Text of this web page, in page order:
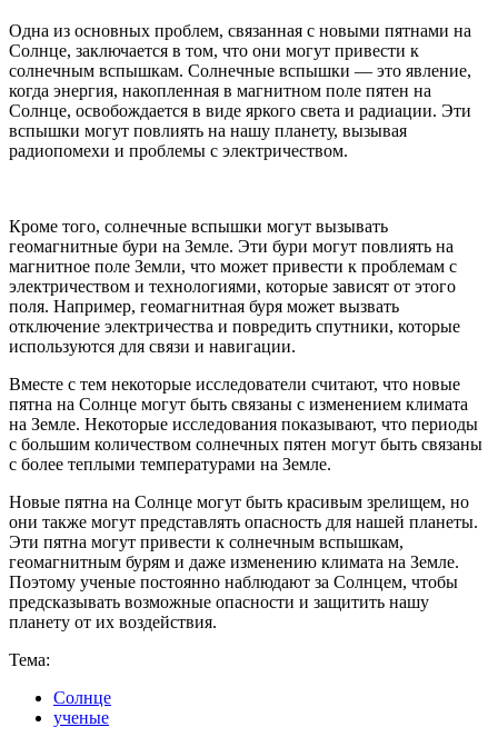
Одна из основных проблем, связанная с новыми пятнами на
Солнце, заключается в том, что они могут привести к
солнечным вспышкам. Солнечные вспышки — это явление,
когда энергия, накопленная в магнитном поле пятен на
Солнце, освобождается в виде яркого света и радиации. Эти
вспышки могут повлиять на нашу планету, вызывая
радиопомехи и проблемы с электричеством.
Кроме того, солнечные вспышки могут вызывать
геомагнитные бури на Земле. Эти бури могут повлиять на
магнитное поле Земли, что может привести к проблемам с
электричеством и технологиями, которые зависят от этого
поля. Например, геомагнитная буря может вызвать
отключение электричества и повредить спутники, которые
используются для связи и навигации.
Вместе с тем некоторые исследователи считают, что новые
пятна на Солнце могут быть связаны с изменением климата
на Земле. Некоторые исследования показывают, что периоды
с большим количеством солнечных пятен могут быть связаны
с более теплыми температурами на Земле.
Новые пятна на Солнце могут быть красивым зрелищем, но
они также могут представлять опасность для нашей планеты.
Эти пятна могут привести к солнечным вспышкам,
геомагнитным бурям и даже изменению климата на Земле.
Поэтому ученые постоянно наблюдают за Солнцем, чтобы
предсказывать возможные опасности и защитить нашу
планету от их воздействия.
Тема:
Солнце
ученые